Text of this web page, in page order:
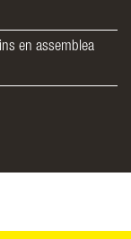
en assemblea